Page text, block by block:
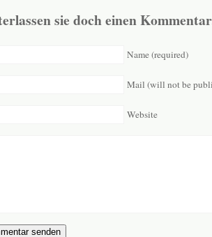
sie doch einen
Name (required)
Mail (will not be
Website